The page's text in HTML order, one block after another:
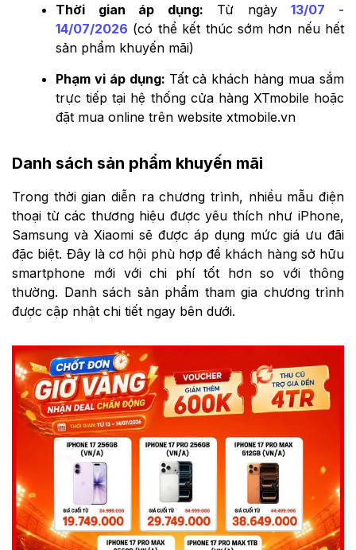
Thời gian áp dụng: Từ ngày13/07 -
14/07/2026 (có thể kết thúc sớm hơn nếu hết
sản phẩm khuyến mãi)
Phạm vi áp dụng: Tất cả khách hàng mua sắm
trực tiếp tại hệ thống cửa hàng XTmobile hoặc
đặt mua online trên website xtmobile.vn
Danh sách sản phẩm khuyến mãi
Trong thời gian diễn ra chương trình, nhiều mẫu điện
thoại từ các thương hiệu được yêu thích như iPhone,
Samsung và Xiaomi sẽ được áp dụng mức giá ưu đãi
đặc biệt. Đây là cơ hội phù hợp để khách hàng sở hữu
smartphone mới với chi phí tốt hơn so với thông
thường. Danh sách sản phẩm tham gia chương trình
được cập nhật chi tiết ngay bên dưới.